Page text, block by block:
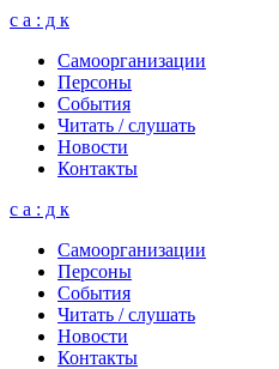
с а : д к
Само­ор­га­ни­за­ции
Пер­соны
Собы­тия
Читать / слу­шать
Ново­сти
Кон­такты
с а : д к
Само­ор­га­ни­за­ции
Пер­соны
Собы­тия
Читать / слу­шать
Ново­сти
Кон­такты